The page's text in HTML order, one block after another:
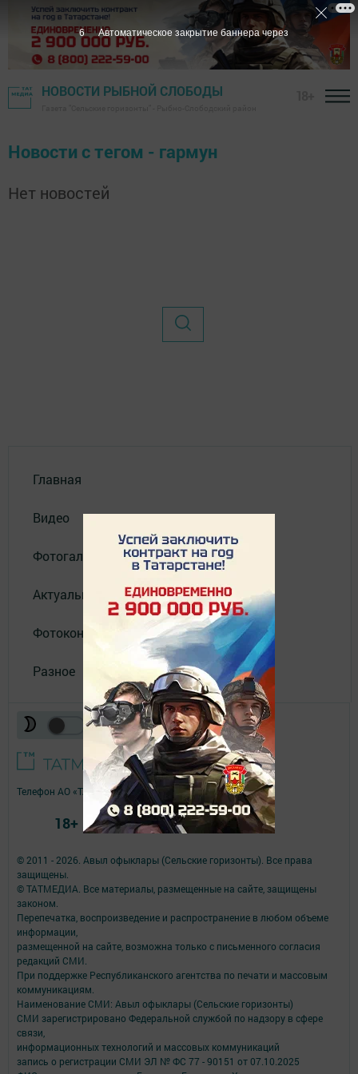
НОВОСТИ РЫБНОЙ СЛОБОДЫ
Новости с тегом - гармун
Нет новостей
Главная
Видео
Фотогалереи
Актуальное видео
Фотоконкурс
Разное
© 2011 - 2026. Авыл офыклары (Сельские горизонты). Все права
защищены.
© ТАТМЕДИА. Все материалы, размещенные на сайте, защищены
законом.
Перепечатка, воспроизведение и распространение в любом объеме
информации,
размещенной на сайте, возможна только с письменного согласия
редакций СМИ.
При поддержке Республиканского агентства по печати и массовым
коммуникациям.
Наименование СМИ: Авыл офыклары (Сельские горизонты)
СМИ зарегистрировано Федеральной службой по надзору в сфере
связи,
информационных технологий и массовых коммуникаций
запись о регистрации СМИ ЭЛ № ФС 77 - 90151 от 07.10.2025
Телефон АО «ТАТМЕДИА»: (843) 222 09 84
18+
6 Автоматическое закрытие баннера через